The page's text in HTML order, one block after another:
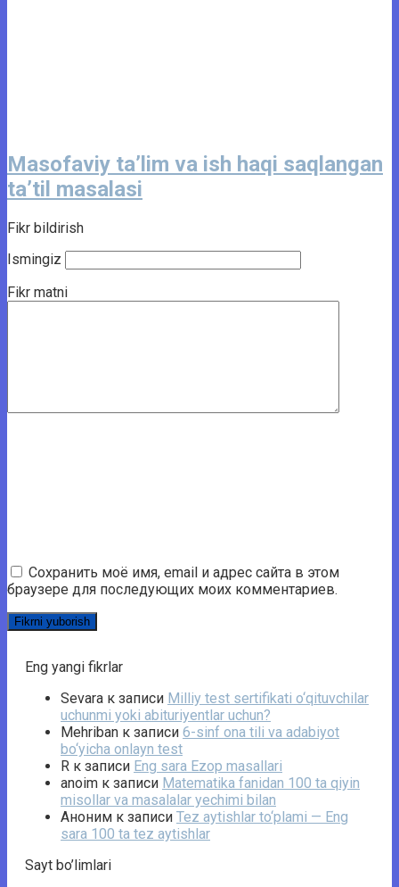
Masofaviy ta’lim va ish haqi saqlangan
ta’til masalasi
Fikr bildirish
Ismingiz
Fikr matni
Сохранить моё имя, email и адрес сайта в этом
браузере для последующих моих комментариев.
Eng yangi fikrlar
Sevara к записи Milliy test sertifikati o‘qituvchilar
uchunmi yoki abituriyentlar uchun?
Mehriban к записи 6-sinf ona tili va adabiyot
bo‘yicha onlayn test
R к записи Eng sara Ezop masallari
anoim к записи Matematika fanidan 100 ta qiyin
misollar va masalalar yechimi bilan
Аноним к записи Tez aytishlar to‘plami — Eng
sara 100 ta tez aytishlar
Sayt bo’limlari